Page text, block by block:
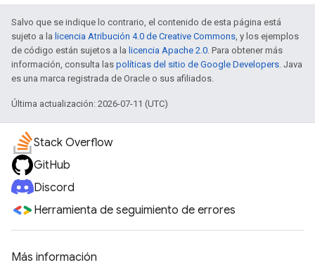
Salvo que se indique lo contrario, el contenido de esta página está
sujeto a la licencia Atribución 4.0 de Creative Commons, y los ejemplos
de código están sujetos a la licencia Apache 2.0. Para obtener más
información, consulta las políticas del sitio de Google Developers. Java
es una marca registrada de Oracle o sus afiliados.
Última actualización: 2026-07-11 (UTC)
Stack Overflow
GitHub
Discord
Herramienta de seguimiento de errores
Más información